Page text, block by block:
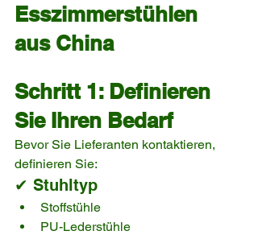
Esszimmerstühlen
aus China
Schritt 1: Definieren
Sie Ihren Bedarf
Bevor Sie Lieferanten kontaktieren,
definieren Sie:
✔ Stuhltyp
Stoffstühle
PU-Lederstühle